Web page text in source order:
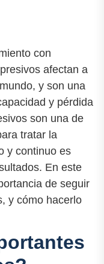
con
afectan a
y son una
y pérdida
son una de
tratar la
y continuo es
En este
de seguir
y cómo hacerlo